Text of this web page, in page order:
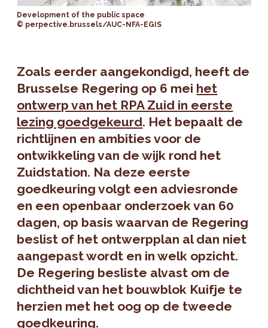
Development of the public space
© perpective.brussels/AUC-NFA-EGIS
Zoals eerder aangekondigd, heeft de
Brusselse Regering op 6 mei het
ontwerp van het RPA Zuid in eerste
lezing goedgekeurd. Het bepaalt de
richtlijnen en ambities voor de
ontwikkeling van de wijk rond het
Zuidstation. Na deze eerste
goedkeuring volgt een adviesronde
en een openbaar onderzoek van 60
dagen, op basis waarvan de Regering
beslist of het ontwerpplan al dan niet
aangepast wordt en in welk opzicht.
De Regering besliste alvast om de
dichtheid van het bouwblok Kuifje te
herzien met het oog op de tweede
goedkeuring.